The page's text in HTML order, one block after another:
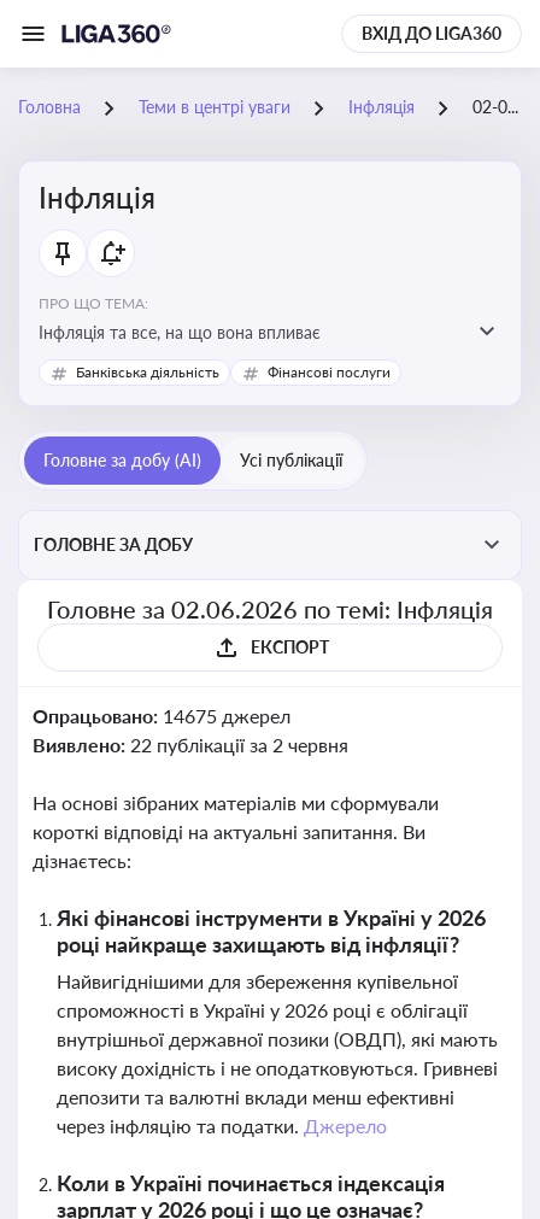
ВХІД ДО LIGA360
Головна Теми в центрі уваги Інфляція 02-06-2026
Інфляція
ПРО ЩО ТЕМА:
Інфляція та все, на що вона впливає
Банківська діяльність Фінансові послуги
Головне за добу (AI) Усі публікації
ГОЛОВНЕ ЗА ДОБУ
Головне за 02.06.2026 по темі: Інфляція
ЕКСПОРТ
Опрацьовано: 14675 джерел
Виявлено: 22 публікації за 2 червня
На основі зібраних матеріалів ми сформували
короткі відповіді на актуальні запитання. Ви
дізнаєтесь:
Які фінансові інструменти в Україні у 2026
році найкраще захищають від інфляції?
Найвигіднішими для збереження купівельної
спроможності в Україні у 2026 році є облігації
внутрішньої державної позики (ОВДП), які мають
високу дохідність і не оподатковуються. Гривневі
депозити та валютні вклади менш ефективні
через інфляцію та податки. Джерело
Коли в Україні починається індексація
зарплат у 2026 році і що це означає?